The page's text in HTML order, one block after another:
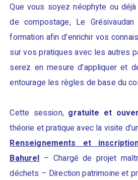
Que vous soyez néophyte ou
de compostage, Le
formation afin d’enrichir vos
sur vos pratiques avec les autres
serez en mesure d’appliquer et
entourage les règles de base du
Cette session, gratuite et
théorie et pratique avec la visite
Renseignements et
Bahurel – Chargé de projet
déchets – Direction patrimoine et